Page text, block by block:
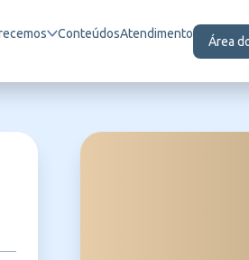
ConteúdosAtendimento
Área